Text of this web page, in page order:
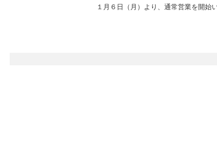
１月６日（月）より、通常営業を開始